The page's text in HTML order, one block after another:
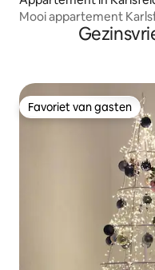
Mooi appartement
Favoriet van gasten
Favoriet van gasten